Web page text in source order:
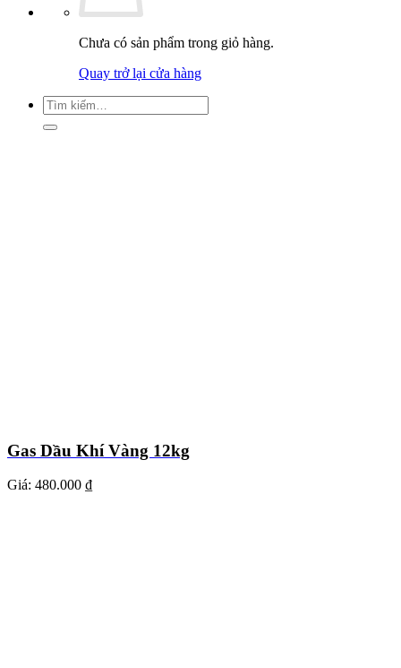
Chưa có sản phẩm trong giỏ hàng.
Quay trở lại cửa hàng
Tìm
kiếm:
Gas Dầu Khí Vàng 12kg
Giá: 480.000 ₫